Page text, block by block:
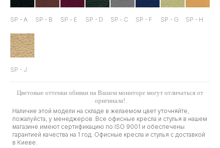
SP - A SP - B SP - Е SP - D SP - С SP - F SP - G SP - H
SP - J
Цветовые оттенки обивки на Вашем мониторе могут отличаться от
оригинала!
Наличие этой модели на складе в желаемом цвет уточняйте,
пожалуйста, у менеджеров. Все офисные кресла и стулья в нашем
магазине имеют сертификацию по ISO 9001 и обеспечены
гарантией качества на 1 год. Офисные кресла и стулья с доставкой
в Киеве.